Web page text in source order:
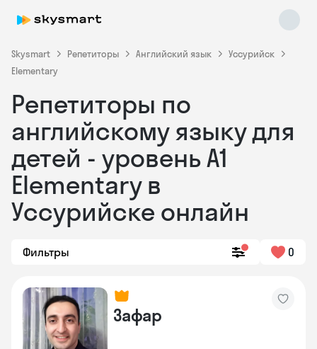
Skysmart Репетиторы Английский язык
Уссурийск
Elementary
Репетиторы по
английскому языку для
детей - уровень А1
Elementary в
Уссурийске онлайн
Фильтры 0
Зафар
Skysmart Chat